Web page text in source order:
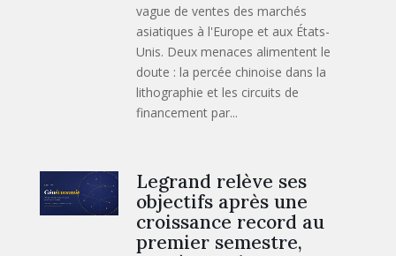
vague de ventes des marchés
asiatiques à l'Europe et aux États-
Unis. Deux menaces alimentent le
doute : la percée chinoise dans la
lithographie et les circuits de
financement par...
Legrand relève ses
objectifs après une
croissance record au
premier semestre,